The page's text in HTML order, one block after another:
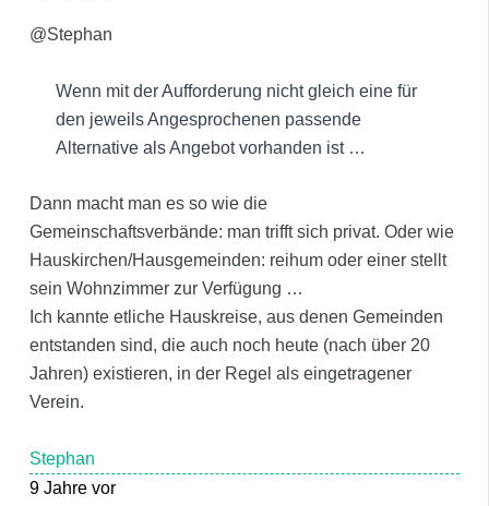
@Stephan
Wenn mit der Aufforderung nicht gleich eine für
den jeweils Angesprochenen passende
Alternative als Angebot vorhanden ist …
Dann macht man es so wie die
Gemeinschaftsverbände: man trifft sich privat. Oder wie
Hauskirchen/Hausgemeinden: reihum oder einer stellt
sein Wohnzimmer zur Verfügung …
Ich kannte etliche Hauskreise, aus denen Gemeinden
entstanden sind, die auch noch heute (nach über 20
Jahren) existieren, in der Regel als eingetragener
Verein.
Stephan
9 Jahre vor